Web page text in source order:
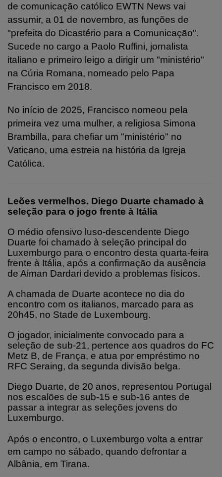
de comunicação católico EWTN News vai
assumir, a 01 de novembro, as funções de
"prefeita do Dicastério para a Comunicação".
Sucede no cargo a Paolo Ruffini, jornalista
italiano e primeiro leigo a dirigir um "ministério"
na Cúria Romana, nomeado pelo Papa
Francisco em 2018.
No início de 2025, Francisco nomeou pela
primeira vez uma mulher, a religiosa Simona
Brambilla, para chefiar um "ministério" no
Vaticano, uma estreia na história da Igreja
Católica.
Leões vermelhos. Diego Duarte chamado à
seleção para o jogo frente à Itália
O médio ofensivo luso-descendente Diego
Duarte foi chamado à seleção principal do
Luxemburgo para o encontro desta quarta-feira
frente à Itália, após a confirmação da ausência
de Aiman Dardari devido a problemas físicos.
A chamada de Duarte acontece no dia do
encontro com os italianos, marcado para as
20h45, no Stade de Luxembourg.
O jogador, inicialmente convocado para a
seleção de sub-21, pertence aos quadros do FC
Metz B, de França, e atua por empréstimo no
RFC Seraing, da segunda divisão belga.
Diego Duarte, de 20 anos, representou Portugal
nos escalões de sub-15 e sub-16 antes de
passar a integrar as seleções jovens do
Luxemburgo.
Após o encontro, o Luxemburgo volta a entrar
em campo no sábado, quando defrontar a
Albânia, em Tirana.